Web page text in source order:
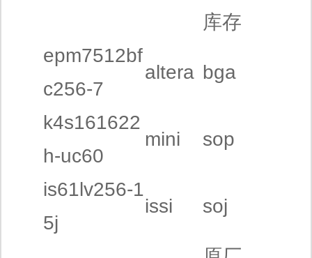
库存
epm7512bf
c256-7
altera bga
k4s161622
h-uc60
mini sop
is61lv256-1
5j
issi soj